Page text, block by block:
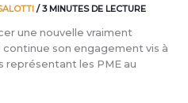
/3 MINUTES DE LECTURE
une nouvelle vraiment
son engagement vis à
représentant les PME au